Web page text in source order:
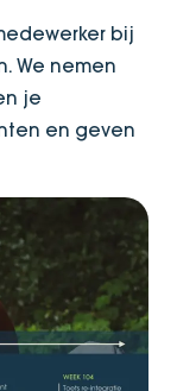
bij
We nemen
je
en geven